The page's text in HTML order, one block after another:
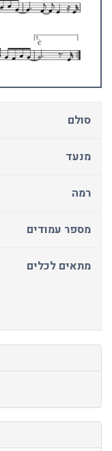
סולם
מנעד
רמה
מספר עמודים
מתאים לכלים